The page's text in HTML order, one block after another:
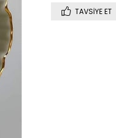
TAVSIYE ET